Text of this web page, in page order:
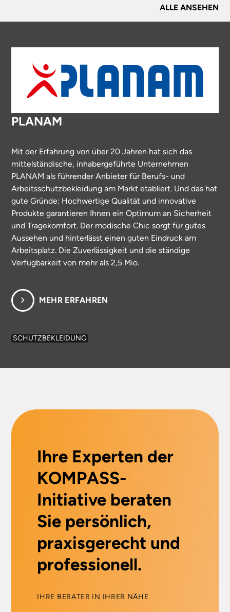
ALLE ANSEHEN
PLANAM
Mit der Erfahrung von über 20 Jahren hat sich das
mittelständische, inhabergeführte Unternehmen
PLANAM als führender Anbieter für Berufs- und
Arbeitsschutzbekleidung am Markt etabliert. Und das hat
gute Gründe: Hochwertige Qualität und innovative
Produkte garantieren Ihnen ein Optimum an Sicherheit
und Tragekomfort. Der modische Chic sorgt für gutes
Aussehen und hinterlässt einen guten Eindruck am
Arbeitsplatz. Die Zuverlässigkeit und die ständige
Verfügbarkeit von mehr als 2,5 Mio.
MEHR ERFAHREN
SCHUTZBEKLEIDUNG
Ihre Experten der
KOMPASS-
Initiative beraten
Sie persönlich,
praxisgerecht und
professionell.
IHRE BERATER IN IHRER NÄHE